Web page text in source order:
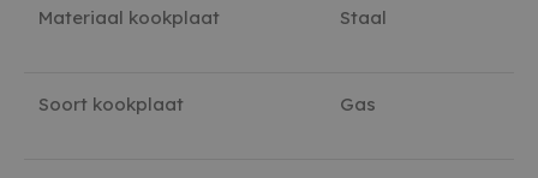
Materiaal kookplaat Staal
Soort kookplaat Gas